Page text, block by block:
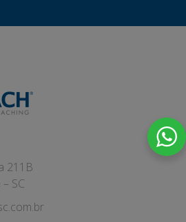
211B
SC